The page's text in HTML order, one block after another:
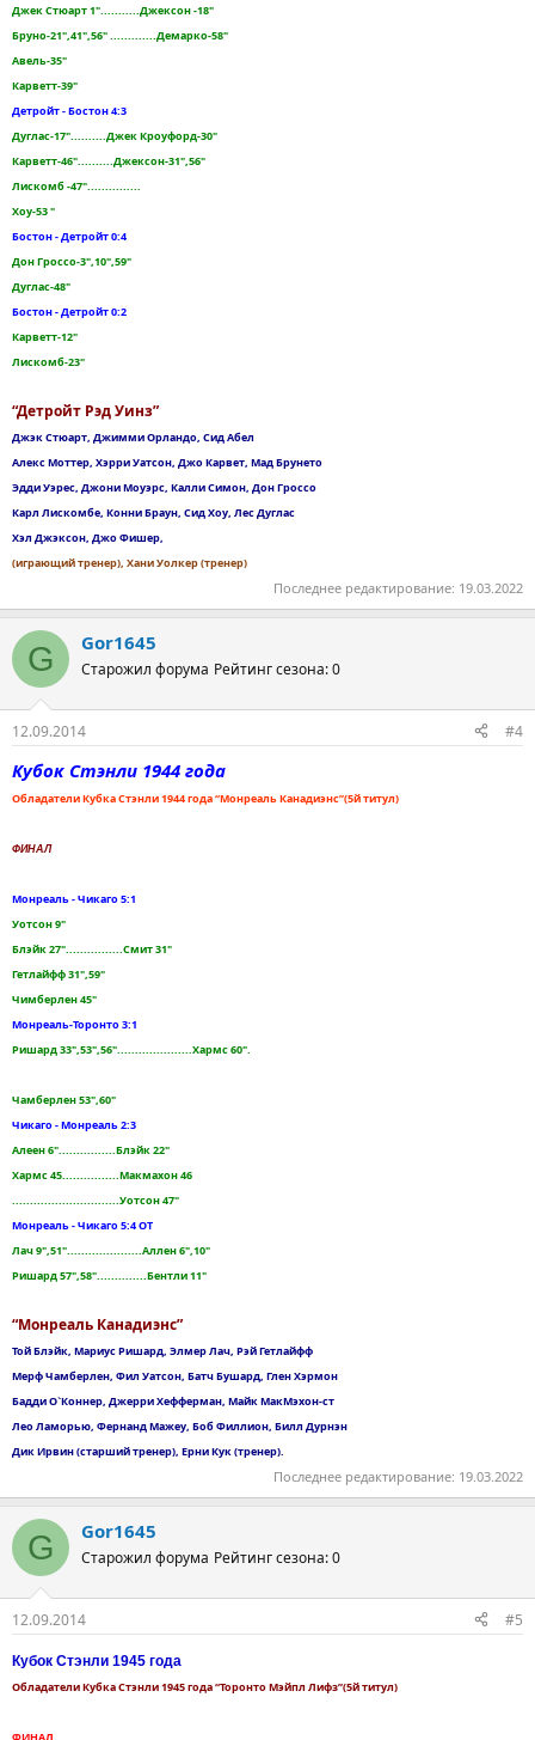
Джек Стюарт 1"...........Джексон -18"
Бруно-21",41",56" .............Демарко-58"
Авель-35"
Карветт-39"
Детройт - Бостон 4:3
Дуглас-17"..........Джек Кроуфорд-30"
Карветт-46"..........Джексон-31",56"
Лискомб -47"...............
Хоу-53 "
Бостон - Детройт 0:4
Дон Гроссо-3",10",59"
Дуглас-48"
Бостон - Детройт 0:2
Карветт-12"
Лискомб-23"
“Детройт Рэд Уинз”
Джэк Стюарт, Джимми Орландо, Сид Абел
Алекс Моттер, Хэрри Уатсон, Джо Карвет, Мад Брунето
Эдди Уэрес, Джони Моуэрс, Калли Симон, Дон Гроссо
Карл Лискомбе, Конни Браун, Сид Хоу, Лес Дуглас
Хэл Джэксон, Джо Фишер,
(играющий тренер), Хани Уолкер (тренер)
Последнее редактирование: 19.03.2022
G Gor1645
Старожил форума Рейтинг сезона: 0
12.09.2014 #4
Кубок Стэнли 1944 года
Обладатели Кубка Стэнли 1944 года “Монреаль Канадиэнс”(5й титул)
ФИНАЛ
Монреаль - Чикаго 5:1
Уотсон 9"
Блэйк 27"................Смит 31"
Гетлайфф 31",59"
Чимберлен 45"
Монреаль-Торонто 3:1
Ришард 33",53",56".....................Хармс 60".
Чамберлен 53",60"
Чикаго - Монреаль 2:3
Алеен 6"................Блэйк 22"
Хармс 45................Макмахон 46
..............................Уотсон 47"
Монреаль - Чикаго 5:4 ОТ
Лач 9",51".....................Аллен 6",10"
Ришард 57",58"..............Бентли 11"
“Монреаль Канадиэнс”
Той Блэйк, Мариус Ришард, Элмер Лач, Рэй Гетлайфф
Мерф Чамберлен, Фил Уатсон, Батч Бушард, Глен Хэрмон
Бадди О`Коннер, Джерри Хефферман, Майк МакМэхон-ст
Лео Ламорью, Фернанд Мажеу, Боб Филлион, Билл Дурнэн
Дик Ирвин (старший тренер), Ерни Кук (тренер).
Последнее редактирование: 19.03.2022
G Gor1645
Старожил форума Рейтинг сезона: 0
12.09.2014 #5
Кубок Стэнли 1945 года
Обладатели Кубка Стэнли 1945 года “Торонто Мэйпл Лифз”(5й титул)
ФИНАЛ